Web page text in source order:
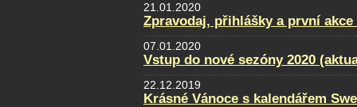
21.01.2020
Zpravodaj, přihlášky a první akce
07.01.2020
Vstup do nové sezóny 2020
22.12.2019
Krásné Vánoce s kalendářem